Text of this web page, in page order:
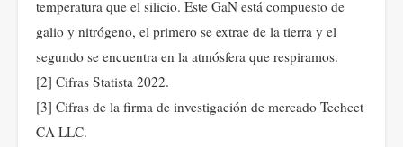
temperatura que el silicio. Este GaN está compuesto de
galio y nitrógeno, el primero se extrae de la tierra y el
segundo se encuentra en la atmósfera que respiramos.
[2] Cifras Statista 2022.
[3] Cifras de la firma de investigación de mercado Techcet
CA LLC.